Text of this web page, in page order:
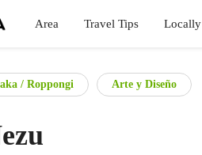
Area Travel Tips Locally
/ Roppongi Arte y Diseño